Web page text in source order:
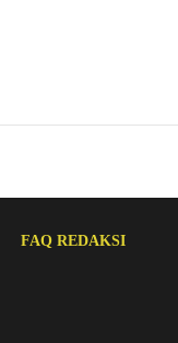
FAQ REDAKSI